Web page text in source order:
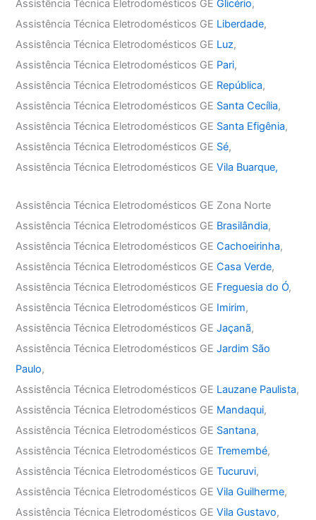
Assistência Técnica Eletrodomésticos GEGlicério,
Assistência Técnica Eletrodomésticos GE Liberdade,
Assistência Técnica Eletrodomésticos GE Luz,
Assistência Técnica Eletrodomésticos GE Pari,
Assistência Técnica Eletrodomésticos GE República,
Assistência Técnica Eletrodomésticos GE Santa Cecília,
Assistência Técnica Eletrodomésticos GE Santa Efigênia,
Assistência Técnica Eletrodomésticos GE Sé,
Assistência Técnica Eletrodomésticos GEVila Buarque,
Assistência Técnica Eletrodomésticos GE Zona Norte
Assistência Técnica Eletrodomésticos GE Brasilândia,
Assistência Técnica Eletrodomésticos GECachoeirinha,
Assistência Técnica Eletrodomésticos GECasa Verde,
Assistência Técnica Eletrodomésticos GE Freguesia do Ó,
Assistência Técnica Eletrodomésticos GE Imirim,
Assistência Técnica Eletrodomésticos GEJaçanã,
Assistência Técnica Eletrodomésticos GEJardim São
Paulo,
Assistência Técnica Eletrodomésticos GE Lauzane Paulista,
Assistência Técnica Eletrodomésticos GE Mandaqui,
Assistência Técnica Eletrodomésticos GE Santana,
Assistência Técnica Eletrodomésticos GETremembé,
Assistência Técnica Eletrodomésticos GETucuruvi,
Assistência Técnica Eletrodomésticos GEVila Guilherme,
Assistência Técnica Eletrodomésticos GEVila Gustavo,